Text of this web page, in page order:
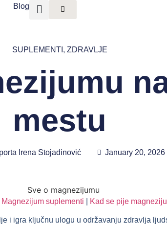
Blog
SUPLEMENTI , ZDRAVLJE
mestu
Irena Stojadinović January 20, 2026
Magnezijum suplementi Kad se pije
i igra ključnu ulogu u održavanju zdravlja